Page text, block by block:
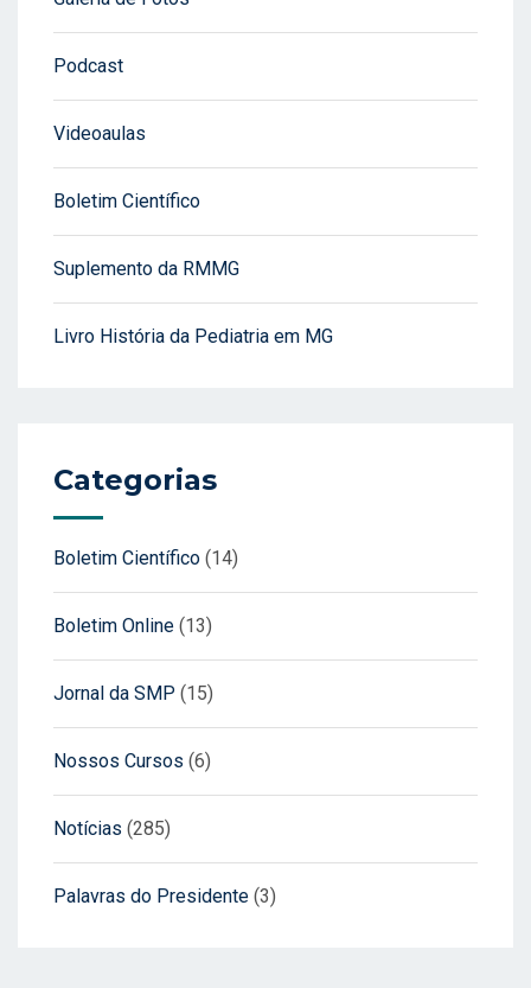
Podcast
Videoaulas
Boletim Científico
Suplemento da RMMG
Livro História da Pediatria em MG
Categorias
Boletim Científico (14)
Boletim Online (13)
Jornal da SMP (15)
Nossos Cursos (6)
Notícias (285)
Palavras do Presidente (3)